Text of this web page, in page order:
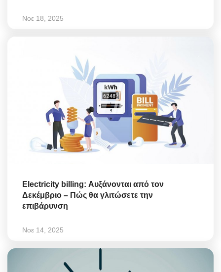
Νοε 18, 2025
Electricity billing: Αυξάνονται από τον
Δεκέμβριο – Πώς θα γλιτώσετε την
επιβάρυνση
Νοε 14, 2025